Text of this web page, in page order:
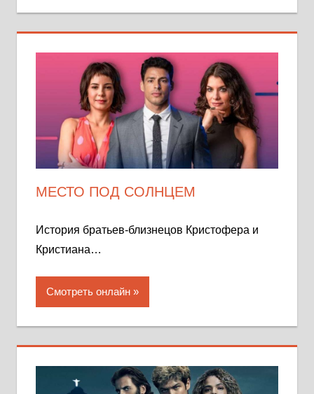
МЕСТО ПОД СОЛНЦЕМ
История братьев-близнецов Кристофера и
Кристиана…
Смотреть онлайн